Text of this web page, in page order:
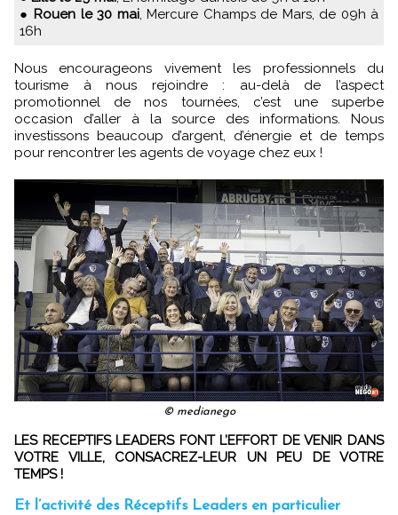
● Rouen le 30 mai, Mercure Champs de Mars, de 09h à
16h
Nous encourageons vivement les professionnels du
tourisme à nous rejoindre : au-delà de l’aspect
promotionnel de nos tournées, c’est une superbe
occasion d’aller à la source des informations. Nous
investissons beaucoup d’argent, d’énergie et de temps
pour rencontrer les agents de voyage chez eux !
© medianego
LES RECEPTIFS LEADERS FONT L’EFFORT DE VENIR DANS
VOTRE VILLE, CONSACREZ-LEUR UN PEU DE VOTRE
TEMPS !
Et l’activité des Réceptifs Leaders en particulier